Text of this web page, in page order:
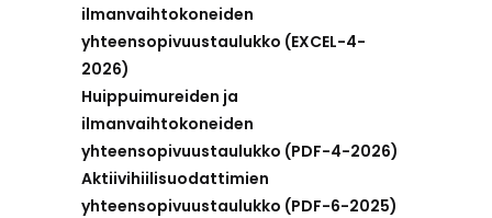
ilmanvaihtokoneiden
yhteensopivuustaulukko (EXCEL-4-
2026)
Huippuimureiden ja
ilmanvaihtokoneiden
yhteensopivuustaulukko (PDF-4-2026)
Aktiivihiilisuodattimien
yhteensopivuustaulukko (PDF-6-2025)